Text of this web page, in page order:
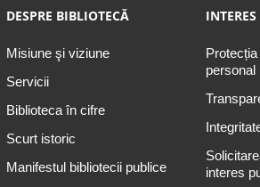
DESPRE BIBLIOTECĂ
Misiune şi viziune
Servicii
Biblioteca în cifre
Scurt istoric
Manifestul bibliotecii publice
personal
interes